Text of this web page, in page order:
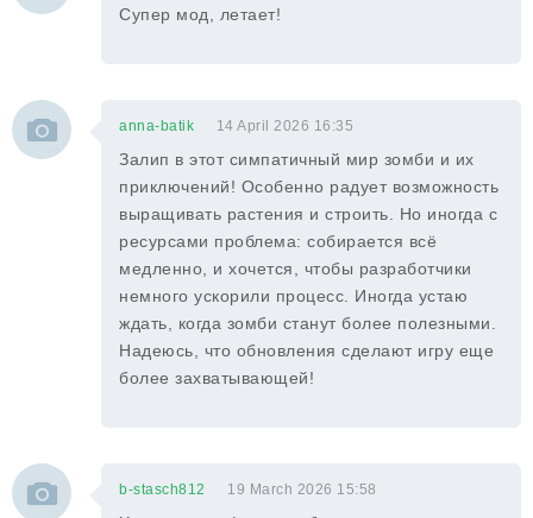
Супер мод, летает!
anna-batik 14 April 2026 16:35
Залип в этот симпатичный мир зомби и их
приключений! Особенно радует возможность
выращивать растения и строить. Но иногда с
ресурсами проблема: собирается всё
медленно, и хочется, чтобы разработчики
немного ускорили процесс. Иногда устаю
ждать, когда зомби станут более полезными.
Надеюсь, что обновления сделают игру еще
более захватывающей!
b-stasch812 19 March 2026 15:58